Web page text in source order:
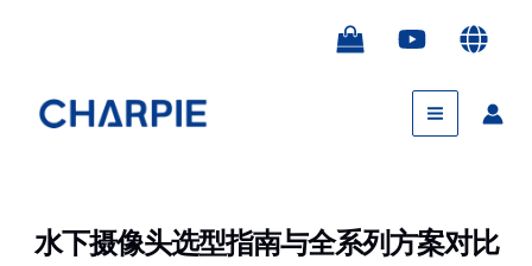
Main
Menu
水下摄像头选型指南与全系列方案对比